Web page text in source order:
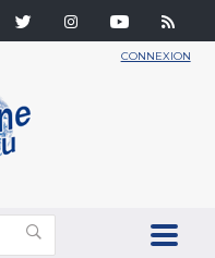
CONNEXION